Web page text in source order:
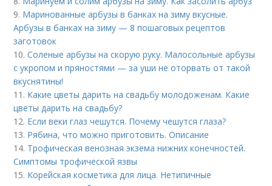
9. Маринованные арбузы в банках на зиму вкусные.
Арбузы в банках на зиму — 8 пошаговых рецептов
заготовок
10.Соленые арбузы на скорую руку. Малосольные арбузы
с укропом и пряностями — за уши не оторвать от такой
вкуснятины!
11. Какие цветы дарить на свадьбу молодоженам. Какие
цветы дарить на свадьбу?
12. Если веки глаз чешутся. Почему чешутся глаза?
13. Рябина, что можно приготовить. Описание
14. Трофическая венозная экзема нижних конечностей.
Симптомы трофической язвы
15. Корейская косметика для лица. Нетипичные